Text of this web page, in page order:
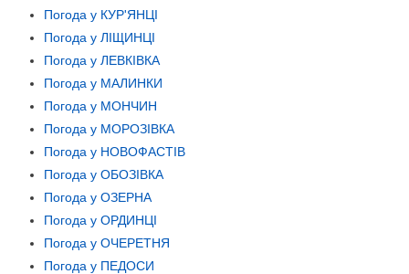
Погода у КУР'ЯНЦІ
Погода у ЛІЩИНЦІ
Погода у ЛЕВКІВКА
Погода у МАЛИНКИ
Погода у МОНЧИН
Погода у МОРОЗІВКА
Погода у НОВОФАСТІВ
Погода у ОБОЗІВКА
Погода у ОЗЕРНА
Погода у ОРДИНЦІ
Погода у ОЧЕРЕТНЯ
Погода у ПЕДОСИ